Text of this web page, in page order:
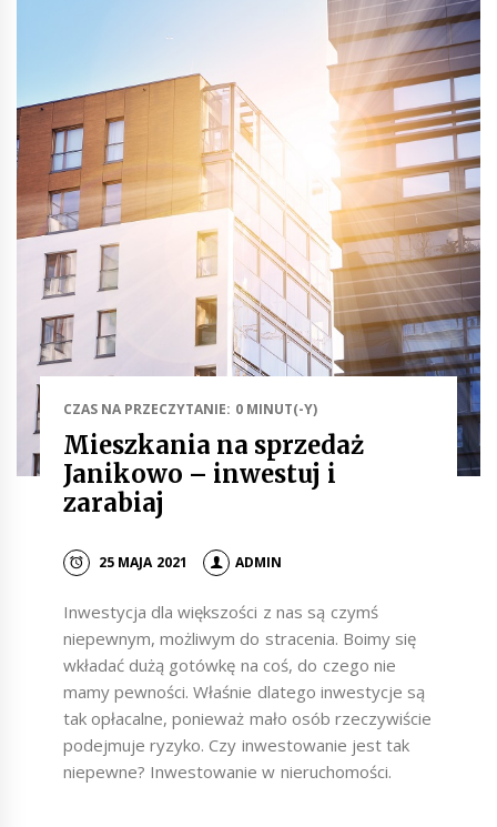
CZAS NA PRZECZYTANIE: 0 MINUT(-Y)
Mieszkania na sprzedaż
Janikowo – inwestuj i
zarabiaj
25 MAJA 2021 ADMIN
Inwestycja dla większości z nas są czymś
niepewnym, możliwym do stracenia. Boimy się
wkładać dużą gotówkę na coś, do czego nie
mamy pewności. Właśnie dlatego inwestycje są
tak opłacalne, ponieważ mało osób rzeczywiście
podejmuje ryzyko. Czy inwestowanie jest tak
niepewne? Inwestowanie w nieruchomości.